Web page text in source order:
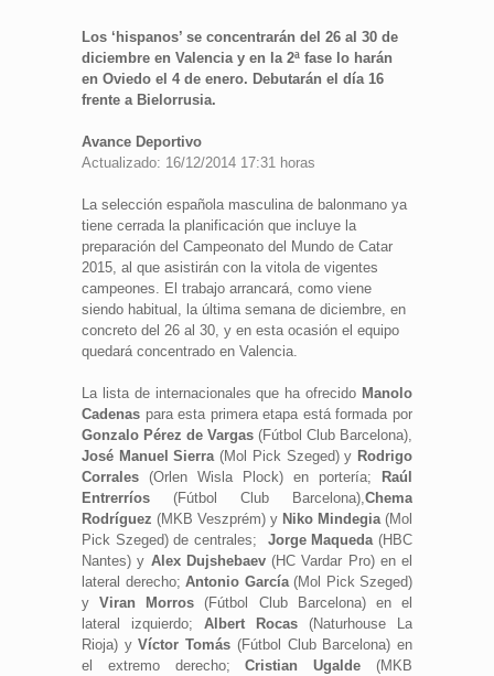
Los ‘hispanos’ se concentrarán del 26 al 30 de
diciembre en Valencia y en la 2ª fase lo harán
en Oviedo el 4 de enero. Debutarán el día 16
frente a Bielorrusia.
Avance Deportivo
Actualizado: 16/12/2014 17:31 horas
La selección española masculina de balonmano ya
tiene cerrada la planificación que incluye la
preparación del Campeonato del Mundo de Catar
2015, al que asistirán con la vitola de vigentes
campeones. El trabajo arrancará, como viene
siendo habitual, la última semana de diciembre, en
concreto del 26 al 30, y en esta ocasión el equipo
quedará concentrado en Valencia.
La lista de internacionales que ha ofrecido Manolo
Cadenas para esta primera etapa está formada por
Gonzalo Pérez de Vargas (Fútbol Club Barcelona),
José Manuel Sierra(Mol Pick Szeged) y Rodrigo
Corrales (Orlen Wisla Plock) en portería;
Raúl
Entrerríos (Fútbol Club Barcelona),Chema
Rodríguez (MKB Veszprém) y Niko Mindegia(Mol
Pick Szeged) de centrales; Jorge Maqueda(HBC
Nantes) y Alex Dujshebaev(HC Vardar Pro) en el
lateral derecho; Antonio García(Mol Pick Szeged)
yViran Morros (Fútbol Club Barcelona) en el
lateral izquierdo; Albert Rocas (Naturhouse La
Rioja) yVíctor Tomás (Fútbol Club Barcelona) en
el extremo derecho;Cristian Ugalde(MKB